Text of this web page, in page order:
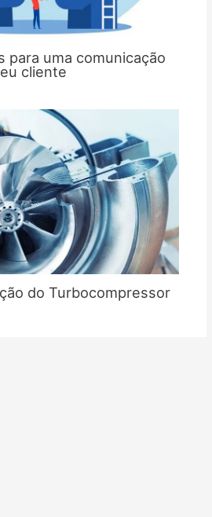
para uma comunicação
cliente
do Turbocompressor